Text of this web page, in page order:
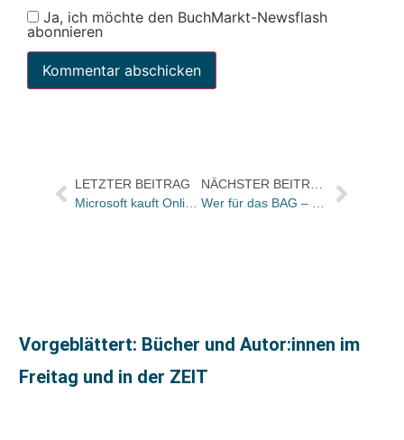
Ja, ich möchte den BuchMarkt-Newsflash
abonnieren
LETZTER BEITRAG
Microsoft kauft Online-Werbeagentur aQuantive für 6 Mrd. / Offensive gegen Google Earth
Vorgeblättert: Bücher und Autor:innen im
Freitag und in der ZEIT